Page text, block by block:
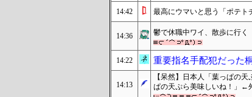
14:42 最高にウマいと思う「ポテト
14:36 鬱で休職中ワイ、散歩に行く
14:22 重要指名手配犯だった
14:13
【呆然】日本人「葉っぱの
ぱの天ぷら美味しいね！」←